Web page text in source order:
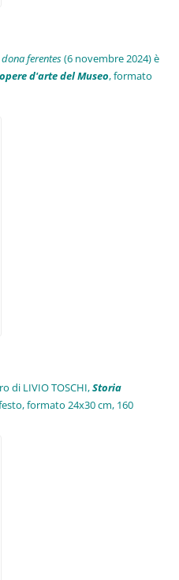
dona ferentes(6 novembre 2024) è
d'arte del Museo, formato
di LIVIO TOSCHI,Storia
formato 24x30 cm, 160